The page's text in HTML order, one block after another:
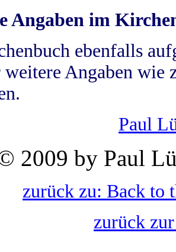
Angaben im
ebenfalls
Angaben wie
Paul
2009 by Paul
zurück zu: Back to
zurück